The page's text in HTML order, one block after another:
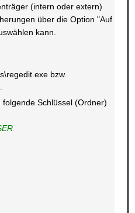
(intern oder extern)
über die Option "Auf
kann.
bzw.
folgende Schlüssel (Ordner)